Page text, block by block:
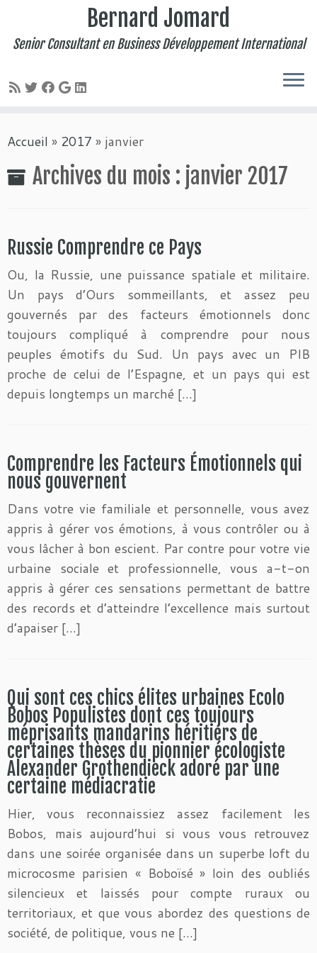
au
contenu
Bernard Jomard
Senior Consultant en Business Développement International
Accueil » 2017 » janvier
Archives du mois : janvier 2017
Russie Comprendre ce Pays
Ou, la Russie, une puissance spatiale et militaire.
Un pays d’Ours sommeillants, et assez peu
gouvernés par des facteurs émotionnels donc
toujours compliqué à comprendre pour nous
peuples émotifs du Sud. Un pays avec un PIB
proche de celui de l’Espagne, et un pays qui est
depuis longtemps un marché […]
Comprendre les Facteurs Émotionnels qui
nous gouvernent
Dans votre vie familiale et personnelle, vous avez
appris à gérer vos émotions, à vous contrôler ou à
vous lâcher à bon escient. Par contre pour votre vie
urbaine sociale et professionnelle, vous a-t-on
appris à gérer ces sensations permettant de battre
des records et d’atteindre l’excellence mais surtout
d’apaiser […]
Qui sont ces chics élites urbaines Ecolo
Bobos Populistes dont ces toujours
méprisants mandarins héritiers de
certaines thèses du pionnier écologiste
Alexander Grothendieck adoré par une
certaine médiacratie
Hier, vous reconnaissiez assez facilement les
Bobos, mais aujourd’hui si vous vous retrouvez
dans une soirée organisée dans un superbe loft du
microcosme parisien « Boboïsé » loin des oubliés
silencieux et laissés pour compte ruraux ou
territoriaux, et que vous abordez des questions de
société, de politique, vous ne […]